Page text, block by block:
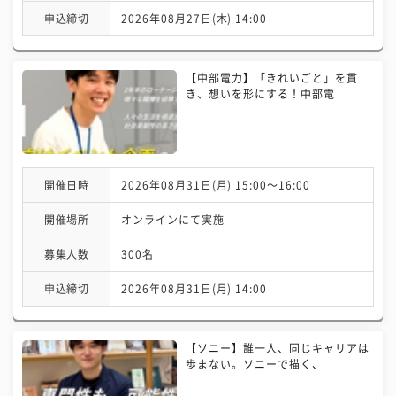
申込締切 2026年08月27日(木) 14:00
【中部電力】「きれいごと」を貫
き、想いを形にする！中部電
開催日時 2026年08月31日(月) 15:00〜16:00
開催場所 オンラインにて実施
募集人数 300名
申込締切 2026年08月31日(月) 14:00
【ソニー】誰一人、同じキャリアは
歩まない。ソニーで描く、